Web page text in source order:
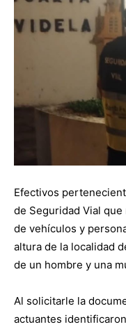
Efectivos
de Seguridad Vial
de vehículos y
altura de la localidad
de un hombre y una
Al solicitarle la
actuantes